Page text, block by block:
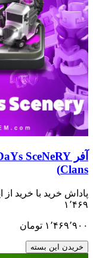
با خرید از اپلیکیشن
تومان
بسته